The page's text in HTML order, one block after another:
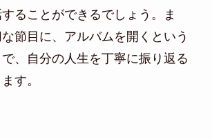
ることができるでしょう。ま
節目に、アルバムを開くという
、自分の人生を丁寧に振り返る
す。